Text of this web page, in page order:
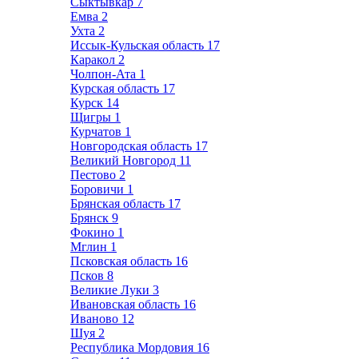
Емва 2
Ухта 2
Иссык-Кульская область 17
Каракол 2
Чолпон-Ата 1
Курская область 17
Курск 14
Щигры 1
Курчатов 1
Новгородская область 17
Великий Новгород 11
Пестово 2
Боровичи 1
Брянская область 17
Брянск 9
Фокино 1
Мглин 1
Псковская область 16
Псков 8
Великие Луки 3
Ивановская область 16
Иваново 12
Шуя 2
Республика Мордовия 16